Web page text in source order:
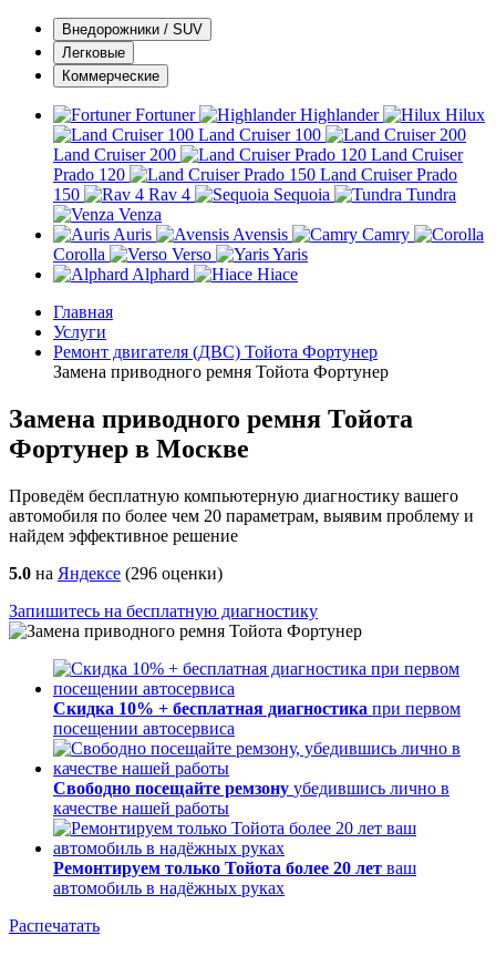
Внедорожники / SUV
Легковые
Коммерческие
Fortuner Highlander
Hilux
Land Cruiser 100
Land Cruiser 200
Land Cruiser
Prado 120
Land Cruiser Prado
150
Rav 4 Sequoia
Tundra
Venza
Auris
Avensis
Camry
Corolla
Verso
Yaris
Alphard
Hiace
Главная
Услуги
Ремонт двигателя (ДВС) Тойота Фортунер
Замена приводного ремня Тойота Фортунер
Замена приводного ремня Тойота
Фортунер в Москве
Проведём бесплатную компьютерную диагностику вашего
автомобиля по более чем 20 параметрам, выявим проблему и
найдем эффективное решение
5.0 на Яндексе (296 оценки)
Запишитесь на бесплатную диагностику
Скидка 10% + бесплатная диагностика при первом
посещении автосервиса
Свободно посещайте ремзону убедившись лично в
качестве нашей работы
Ремонтируем только Тойота более 20 лет ваш
автомобиль в надёжных руках
Распечатать